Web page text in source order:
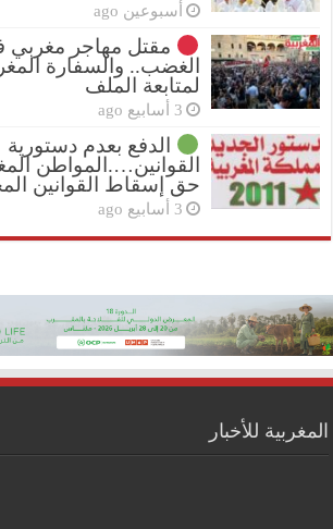
أسبوعين ago
مقتل مهاجر مغربي
الغضب.. والسفارة
لمتابعة الملف
3 أسابيع ago
الدفع بعدم دستورية
القوانين….المواطن
حق إسقاط القوانين
3 أسابيع ago
المغربية للأخبار